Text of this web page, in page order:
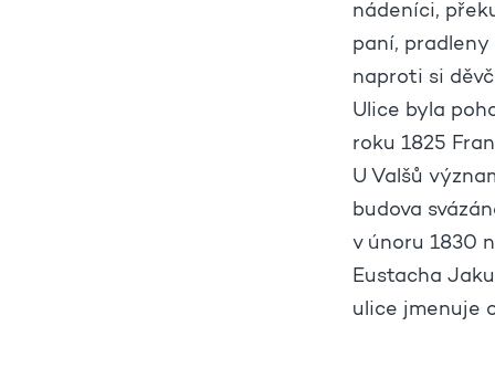
nádeníci,
paní,
naproti si
Ulice byla
roku 1825
U Valšů
budova
v únoru 1830
Eustacha
ulice jmenuje